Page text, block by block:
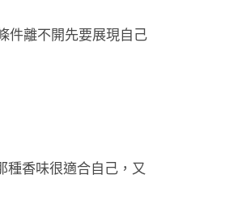
件離不開先要展現自己
種香味很適合自己，又